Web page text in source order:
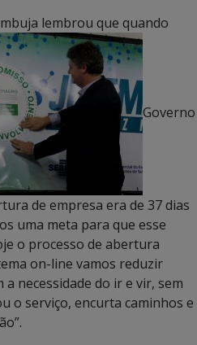
lembrou que quando
Governo
de empresa era de 37 dias
uma meta para que esse
o processo de abertura
on-line vamos reduzir
necessidade do ir e vir, sem
o serviço, encurta caminhos e